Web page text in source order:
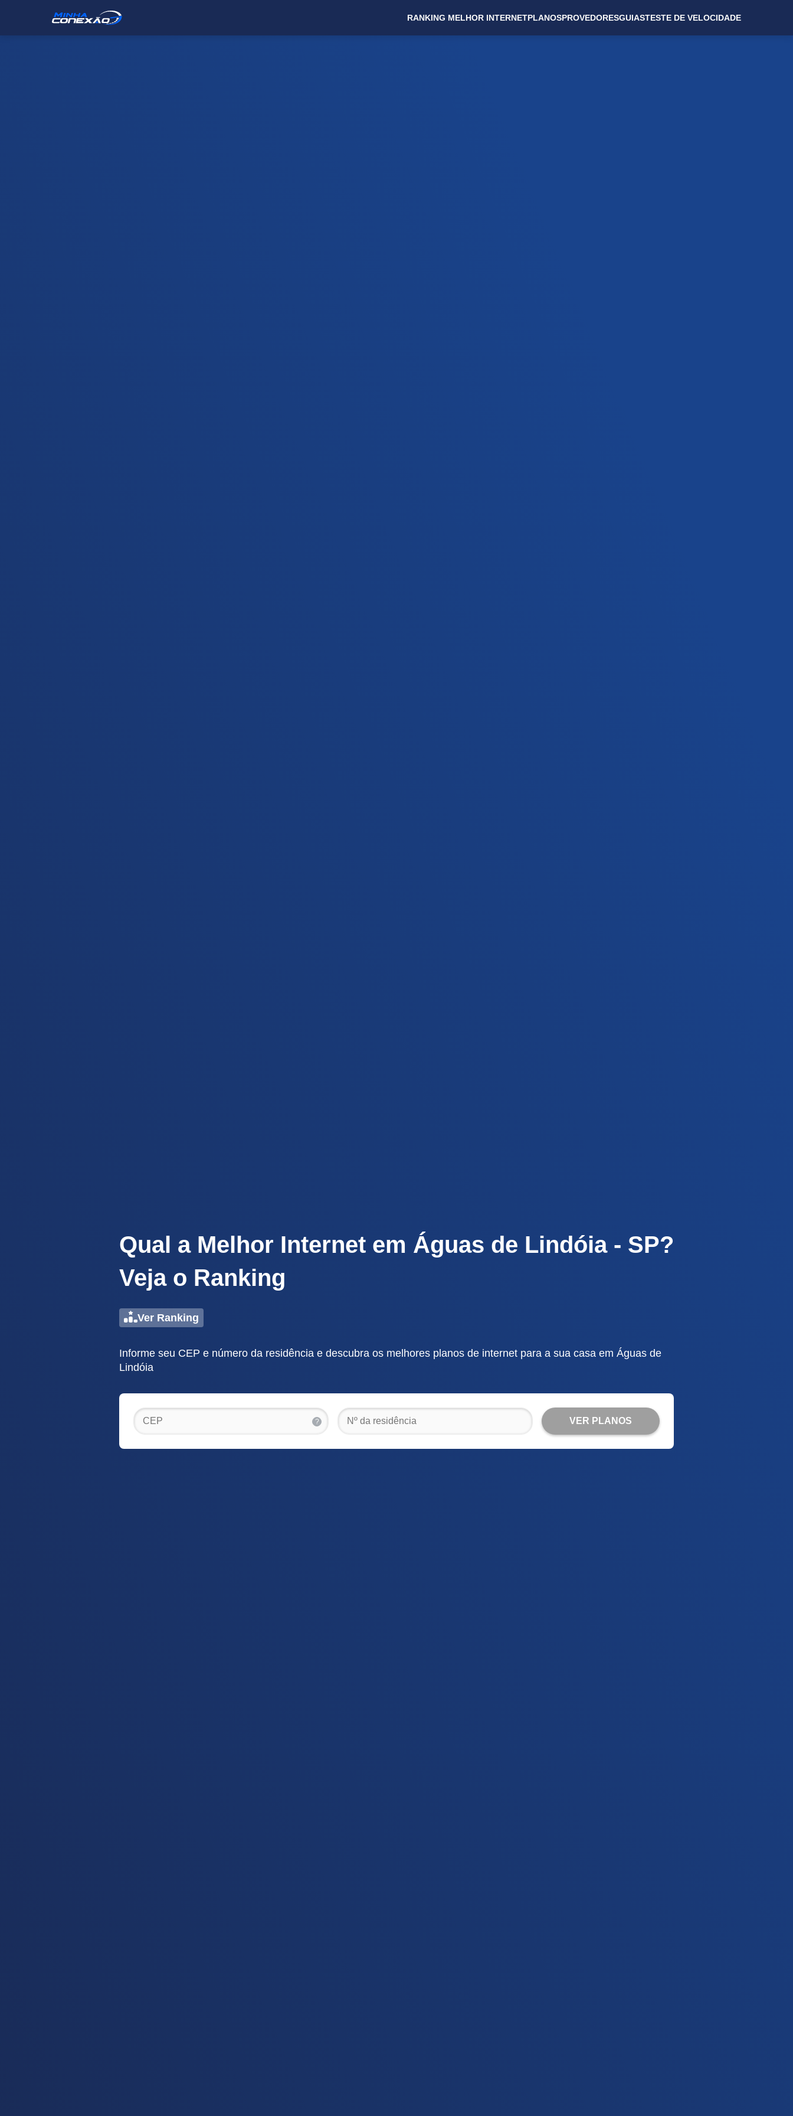
RANKING MELHOR INTERNETPLANOSPROVEDORESGUIASTESTE DE VELOCIDADE
Qual a Melhor Internet em Águas de Lindóia - SP?
Veja o Ranking
Ver Ranking
Informe seu CEP e número da residência e descubra os melhores planos de internet para a sua casa em Águas de
Lindóia
? VER PLANOS